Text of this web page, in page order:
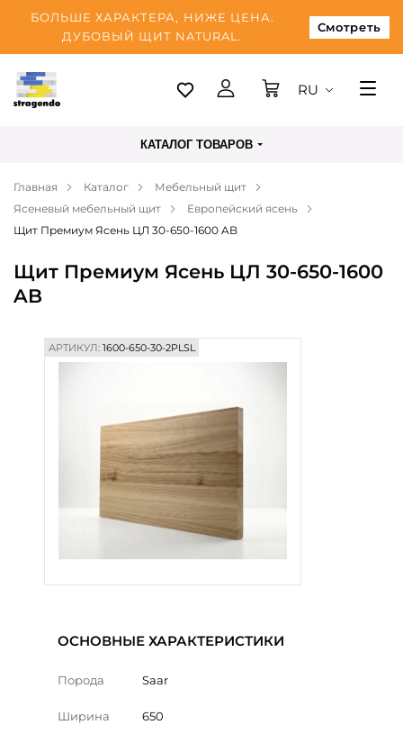
БОЛЬШЕ ХАРАКТЕРА, НИЖЕ ЦЕНА.
ДУБОВЫЙ ЩИТ NATURAL.
Смотреть
Таллинн
Оплата
О нас
Блог
Контакты
RU
КАТАЛОГ ТОВАРОВ
Главная Каталог
Мебельный щит
Ясеневый мебельный щит
Европейский ясень
Щит Премиум Ясень ЦЛ 30-650-1600 AB
Щит Премиум Ясень ЦЛ 30-650-1600
AB
АРТИКУЛ:1600-650-30-2PLSL
ОСНОВНЫЕ ХАРАКТЕРИСТИКИ
Порода Saar
Ширина 650